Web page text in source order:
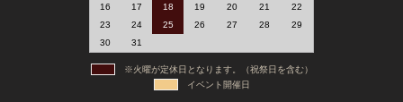
16
17 18 19 20 21
22
23
24 25 26 27 28
29
30
31
※火曜が定休日となります。（祝祭日を含む）
イベント開催日